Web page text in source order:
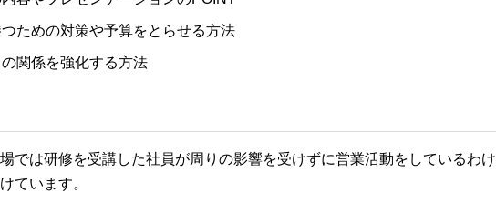
ための対策や予算をとらせる方法
関係を強化する方法
では研修を受講した社員が周りの影響を受けずに営業活動をしているわ
ています。